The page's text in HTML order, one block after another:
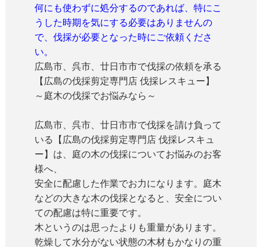
何にも使わずに処分するのであれば、特にこ
うした時期を気にする必要はありませんの
で、伐採が必要となった時にご依頼くださ
い。
広島市、呉市、廿日市市で伐採の依頼を承る
【広島の伐採剪定専門店 伐採レスキュー】
～庭木の伐採でお悩みなら～
広島市、呉市、廿日市市で伐採を請け負って
いる【広島の伐採剪定専門店 伐採レスキュ
ー】は、庭の木の伐採についてお悩みのお客
様へ、
安全に配慮した作業でお力になります。庭木
などの大きな木の伐採となると、安全につい
ての配慮は特に重要です。
木というのは思ったよりも重量があります。
乾燥して水分がない状態の木材もかなりの重